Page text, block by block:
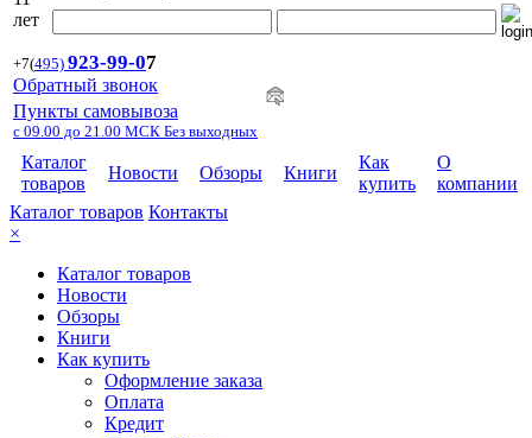
+7(495) 923-99-07
Обратный звонок
Пункты самовывоза
с 09.00 до 21.00 МСК Без выходных
Каталог
товаров
Новости Обзоры Книги
Как
купить
О
компании
Каталог товаров Контакты
×
Каталог товаров
Новости
Обзоры
Книги
Как купить
Оформление заказа
Оплата
Кредит